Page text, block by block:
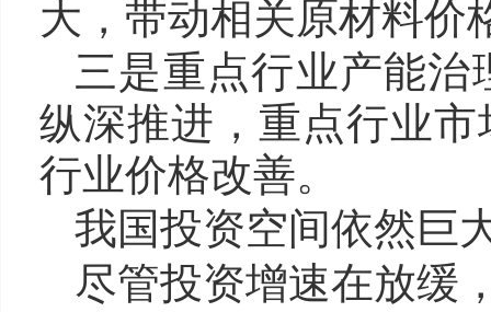
大，带动相关原材料价
三是重点行业产能
纵深推进，重点行业
行业价格改善。
我国投资空间依然巨
尽管投资增速在放缓